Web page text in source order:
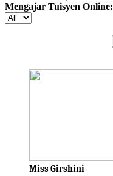
Mengajar Tuisyen Online:
Miss Girshini